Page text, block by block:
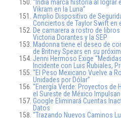
“India marca historia al lograr
Vikram en la Luna”
Amplio Dispositivo de
Conciertos de Taylor Swift en
De camarera a rostro de
Victoria Dorantes y la SEP
Madonna tiene el deseo de
de Britney Spears en su
Jenni Hermoso Exige
Incidente con Luis Rubiales,
“El Peso Mexicano Vuelve a
Unidades por Dólar”
“Energía Verde: Proyectos de
el Sureste de México
Google Eliminará Cuentas
Datos
“Trazando Nuevos Caminos